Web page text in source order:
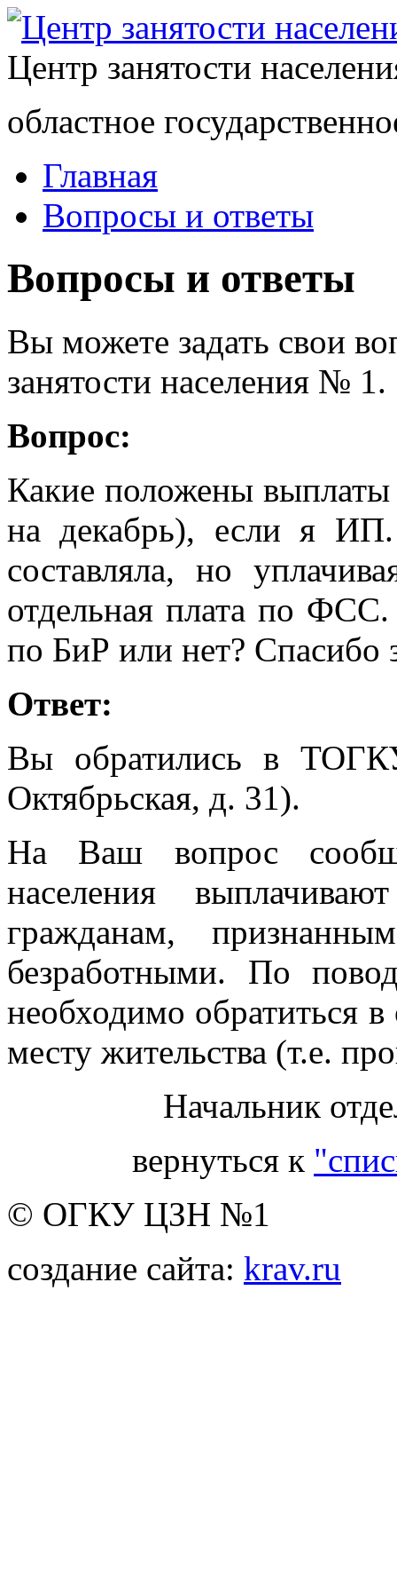
Центр занятости
областное
Главная
Вопросы и ответы
Вопросы и ответы
Вы можете задать свои
занятости населения № 1.
Вопрос:
Какие положены
на декабрь), если я
составляла, но
отдельная плата по ФСС.
по БиР или нет? Спасибо
Ответ:
Вы обратились в
Октябрьская, д. 31).
На Ваш вопрос
населения
гражданам,
безработными. По
необходимо обратиться
месту жительства (т.е.
Начальник
вернуться к
© ОГКУ ЦЗН №1
создание сайта: krav.ru